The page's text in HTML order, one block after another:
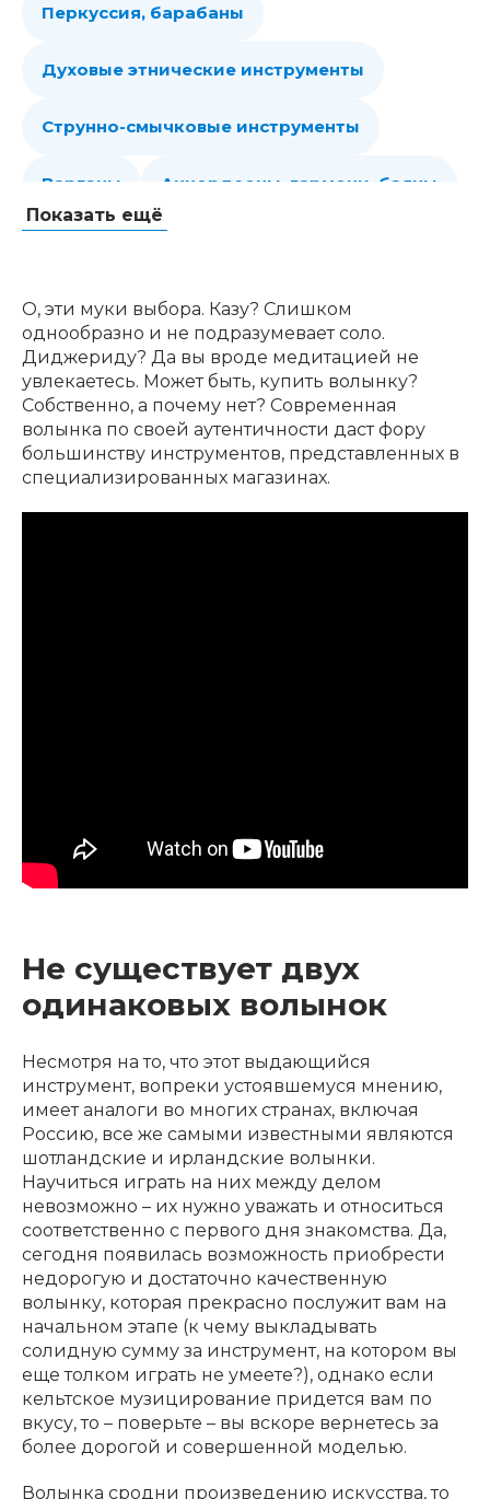
Перкуссия, барабаны
Духовые этнические инструменты
Струнно-смычковые инструменты
Варганы Аккордеоны, гармони, баяны
Мелодики духовые, пианики
Клавишные Сувениры, подарки
Аренда
Показать ещё
О, эти муки выбора. Казу? Слишком
однообразно и не подразумевает соло.
Диджериду? Да вы вроде медитацией не
увлекаетесь. Может быть, купить волынку?
Собственно, а почему нет? Современная
волынка по своей аутентичности даст фору
большинству инструментов, представленных в
специализированных магазинах.
Не существует двух
одинаковых волынок
Несмотря на то, что этот выдающийся
инструмент, вопреки устоявшемуся мнению,
имеет аналоги во многих странах, включая
Россию, все же самыми известными являются
шотландские и ирландские волынки.
Научиться играть на них между делом
невозможно – их нужно уважать и относиться
соответственно с первого дня знакомства. Да,
сегодня появилась возможность приобрести
недорогую и достаточно качественную
волынку, которая прекрасно послужит вам на
начальном этапе (к чему выкладывать
солидную сумму за инструмент, на котором вы
еще толком играть не умеете?), однако если
кельтское музицирование придется вам по
вкусу, то – поверьте – вы вскоре вернетесь за
более дорогой и совершенной моделью.
Волынка сродни произведению искусства, то